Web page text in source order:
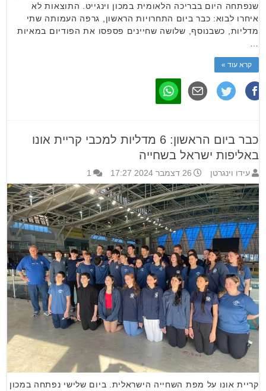
שנפתחה היום בבריכה הלאומית במכון וינגייט. התוצאות לא
איחרו לבוא: כבר ביום התחרויות הראשון, גרפה העמותה שתי
מדליות, כשבנוסף, שלושה שחיינים פספסו את הפודיום במאיות
קרא עוד »
כבר ביום הראשון: 6 מדליות למכבי קריית אונו
באליפות ישראל בשחייה
עידו וינגרטן 26 דצמבר 2024 17:27 1
קריית אונו על מפת השחייה הישראלית. ביום שלישי נפתחה במכון